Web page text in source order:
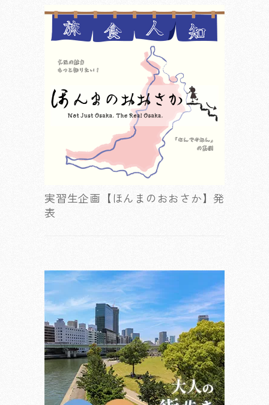
実習生企画【ほんまのおおさか】発
表